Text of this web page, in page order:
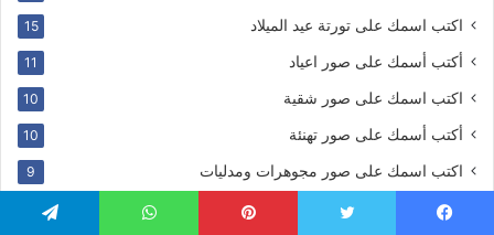
اكتب اسمك على تورتة عيد الميلاد 15
أكتب أسمك على صور اعياد 11
اكتب اسمك على صور شقية 10
أكتب أسمك على صور تهنئة 10
اكتب اسمك على صور مجوهرات ومدليات 9
اكتب اسمك على صور اولاد